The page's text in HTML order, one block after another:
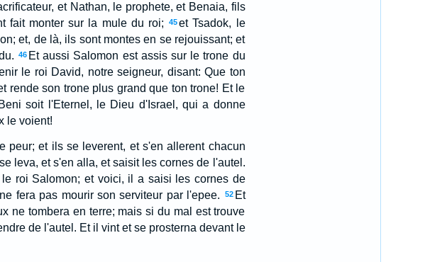
et Nathan, le prophete, et Benaia, fils
fait monter sur la mule du roi;
45et Tsadok, le
et, de là, ils sont montes en se rejouissant; et
46 Et aussi Salomon est assis sur le trone du
le roi David, notre seigneur, disant: Que ton
rende son trone plus grand que ton trone! Et le
soit l'Eternel, le Dieu d'Israel, qui a donne
le voient!
peur; et ils se leverent, et s'en allerent chacun
leva, et s'en alla, et saisit les cornes de l'autel.
roi Salomon; et voici, il a saisi les cornes de
fera pas mourir son serviteur par l'epee.
52 Et
ne tombera en terre; mais si du mal est trouve
de l'autel. Et il vint et se prosterna devant le